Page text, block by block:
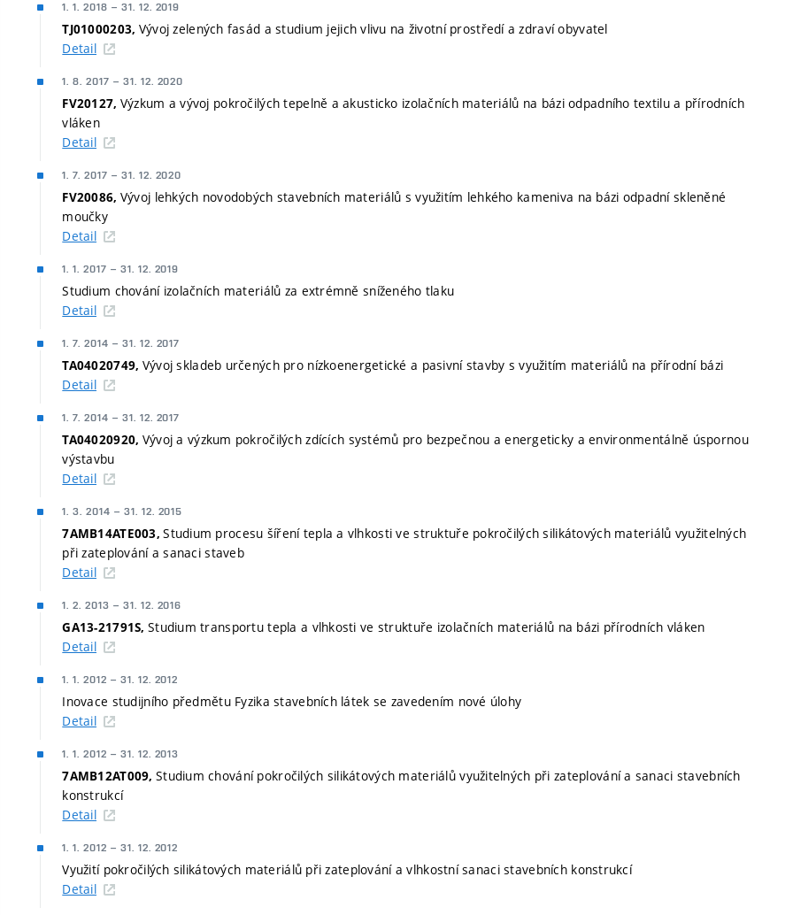
1. 1. 2018 – 31. 12. 2019
TJ01000203, Vývoj zelených fasád a studium jejich vlivu na životní prostředí a zdraví obyvatel
Detail
1. 8. 2017 – 31. 12. 2020
FV20127, Výzkum a vývoj pokročilých tepelně a akusticko izolačních materiálů na bázi odpadního textilu a přírodních
vláken
Detail
1. 7. 2017 – 31. 12. 2020
FV20086, Vývoj lehkých novodobých stavebních materiálů s využitím lehkého kameniva na bázi odpadní skleněné
moučky
Detail
1. 1. 2017 – 31. 12. 2019
Studium chování izolačních materiálů za extrémně sníženého tlaku
Detail
1. 7. 2014 – 31. 12. 2017
TA04020749, Vývoj skladeb určených pro nízkoenergetické a pasivní stavby s využitím materiálů na přírodní bázi
Detail
1. 7. 2014 – 31. 12. 2017
TA04020920, Vývoj a výzkum pokročilých zdících systémů pro bezpečnou a energeticky a environmentálně úspornou
výstavbu
Detail
1. 3. 2014 – 31. 12. 2015
7AMB14ATE003,Studium procesu šíření tepla a vlhkosti ve struktuře pokročilých silikátových materiálů využitelných
při zateplování a sanaci staveb
Detail
1. 2. 2013 – 31. 12. 2016
GA13-21791S, Studium transportu tepla a vlhkosti ve struktuře izolačních materiálů na bázi přírodních vláken
Detail
1. 1. 2012 – 31. 12. 2012
Inovace studijního předmětu Fyzika stavebních látek se zavedením nové úlohy
Detail
1. 1. 2012 – 31. 12. 2013
7AMB12AT009, Studium chování pokročilých silikátových materiálů využitelných při zateplování a sanaci stavebních
konstrukcí
Detail
1. 1. 2012 – 31. 12. 2012
Využití pokročilých silikátových materiálů při zateplování a vlhkostní sanaci stavebních konstrukcí
Detail